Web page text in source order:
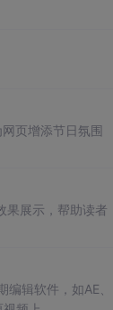
页增添节日氛围
果展示，帮助读者
辑软件，如AE、